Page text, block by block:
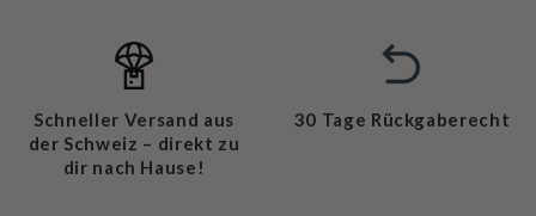
Schneller Versand aus
der Schweiz – direkt zu
dir nach Hause!
30 Tage Rückgaberecht